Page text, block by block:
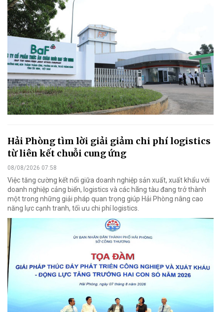
Hải Phòng tìm lời giải giảm chi phí logistics
từ liên kết chuỗi cung ứng
08/08/2026 07:58
Việc tăng cường kết nối giữa doanh nghiệp sản xuất, xuất khẩu với
doanh nghiệp cảng biển, logistics và các hãng tàu đang trở thành
một trong những giải pháp quan trọng giúp Hải Phòng nâng cao
năng lực cạnh tranh, tối ưu chi phí logistics.